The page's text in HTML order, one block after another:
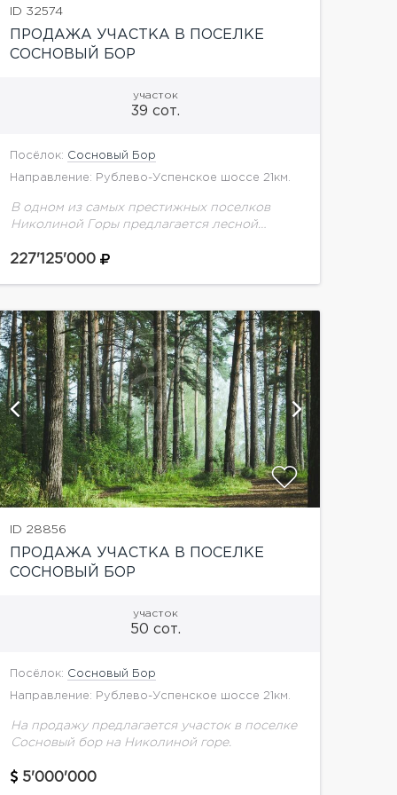
ID 32574
ПРОДАЖА УЧАСТКА В ПОСЕЛКЕ
СОСНОВЫЙ БОР
участок
39 сот.
Посёлок: Сосновый Бор
Направление: Рублево-Успенское шоссе 21км.
В одном из самых престижных поселков
Николиной Горы предлагается лесной
создано главное — вековые сосны,
227'125'000
ID 28856
ПРОДАЖА УЧАСТКА В ПОСЕЛКЕ
СОСНОВЫЙ БОР
участок
50 сот.
Посёлок: Сосновый Бор
Направление: Рублево-Успенское шоссе 21км.
На продажу предлагается участок в поселке
Сосновый бор на Николиной горе.
5'000'000